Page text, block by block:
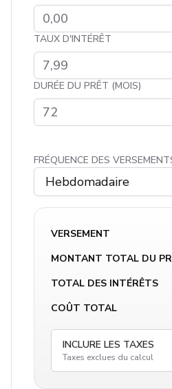
TAUX D'INTÉRÊT
DURÉE DU PRÊT (MOIS)
FRÉQUENCE DES
Hebdomadaire
VERSEMENT
MONTANT TOTAL DU
TOTAL DES INTÉRÊTS
COÛT TOTAL
INCLURE LES TAXES
Taxes exclues du calcul